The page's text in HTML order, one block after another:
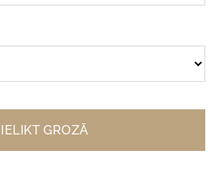
IELIKT GROZĀ